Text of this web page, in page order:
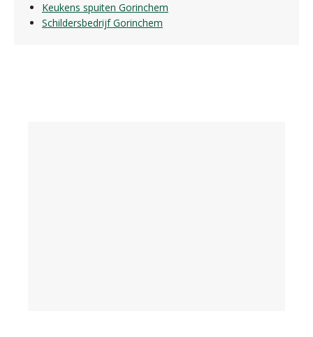
Keukens spuiten Gorinchem
Schildersbedrijf Gorinchem